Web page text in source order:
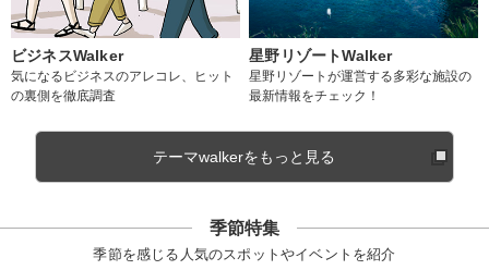
ビジネスWalker
気になるビジネスのアレコレ、ヒット
の裏側を徹底調査
星野リゾートWalker
星野リゾートが運営する多彩な施設の
最新情報をチェック！
テーマwalkerをもっと見る
季節特集
季節を感じる人気のスポットやイベントを紹介